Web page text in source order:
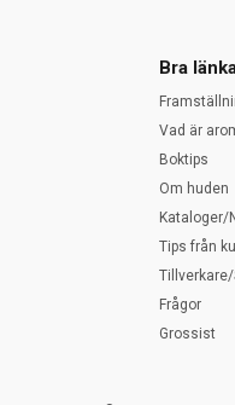
Bra
Vad är
Boktips
Om huden
Kataloger/
Tips från
Frågor
Grossist